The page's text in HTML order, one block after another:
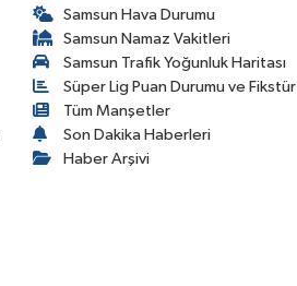
Samsun Hava Durumu
Samsun Namaz Vakitleri
Samsun Trafik Yoğunluk Haritası
Süper Lig Puan Durumu ve Fikstür
Tüm Manşetler
Son Dakika Haberleri
Haber Arşivi